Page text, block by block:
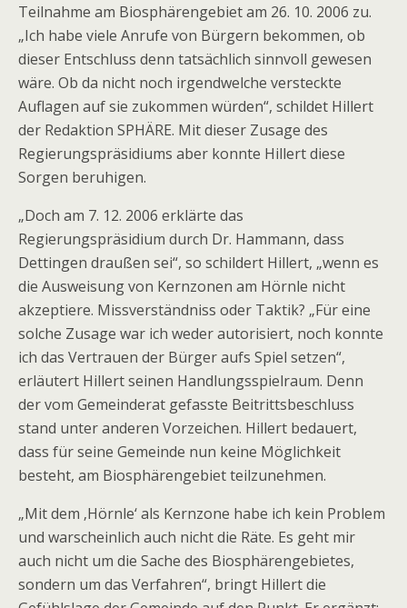
Teilnahme am Biosphärengebiet am 26. 10. 2006 zu.
„Ich habe viele Anrufe von Bürgern bekommen, ob
dieser Entschluss denn tatsächlich sinnvoll gewesen
wäre. Ob da nicht noch irgendwelche versteckte
Auflagen auf sie zukommen würden“, schildet Hillert
der Redaktion SPHÄRE. Mit dieser Zusage des
Regierungspräsidiums aber konnte Hillert diese
Sorgen beruhigen.
„Doch am 7. 12. 2006 erklärte das
Regierungspräsidium durch Dr. Hammann, dass
Dettingen draußen sei“, so schildert Hillert, „wenn es
die Ausweisung von Kernzonen am Hörnle nicht
akzeptiere. Missverständniss oder Taktik? „Für eine
solche Zusage war ich weder autorisiert, noch konnte
ich das Vertrauen der Bürger aufs Spiel setzen“,
erläutert Hillert seinen Handlungsspielraum. Denn
der vom Gemeinderat gefasste Beitrittsbeschluss
stand unter anderen Vorzeichen. Hillert bedauert,
dass für seine Gemeinde nun keine Möglichkeit
besteht, am Biosphärengebiet teilzunehmen.
„Mit dem ‚Hörnle‘ als Kernzone habe ich kein Problem
und warscheinlich auch nicht die Räte. Es geht mir
auch nicht um die Sache des Biosphärengebietes,
sondern um das Verfahren“, bringt Hillert die